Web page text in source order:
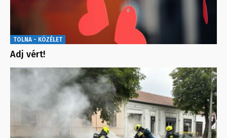
TOLNA - KÖZÉLET
Adj vért!